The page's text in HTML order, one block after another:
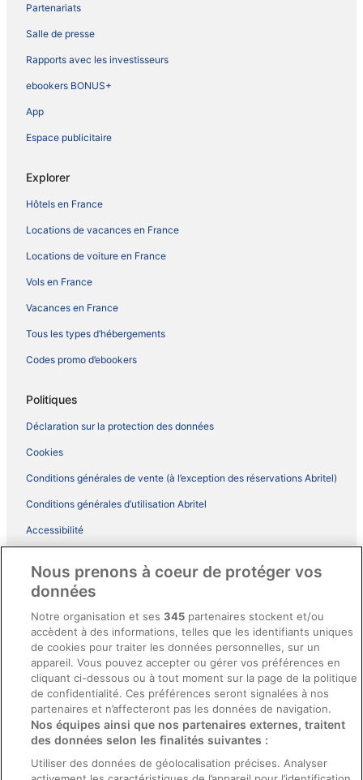
Partenariats
Salle de presse
Rapports avec les investisseurs
ebookers BONUS+
App
Espace publicitaire
Explorer
Hôtels en France
Locations de vacances en France
Locations de voiture en France
Vols en France
Vacances en France
Tous les types d’hébergements
Codes promo d’ebookers
Politiques
Déclaration sur la protection des données
Cookies
Conditions générales de vente (à l’exception des réservations Abritel)
Conditions générales d’utilisation Abritel
Accessibilité
Conditions générales du programme BONUS+ d’ebookers
Directives de contenu et signalement de contenus
Aide
Soutien
Annuler votre réservation d’hôtel ou de propriété de vacances
Nous prenons à coeur de protéger vos
données
Notre organisation et ses345 partenaires stockent et/ou
accèdent à des informations, telles que les identifiants uniques
de cookies pour traiter les données personnelles, sur un
appareil. Vous pouvez accepter ou gérer vos préférences en
cliquant ci-dessous ou à tout moment sur la page de la politique
de confidentialité. Ces préférences seront signalées à nos
partenaires et n’affecteront pas les données de navigation.
Nos équipes ainsi que nos partenaires externes, traitent
des données selon les finalités suivantes :
Utiliser des données de géolocalisation précises. Analyser